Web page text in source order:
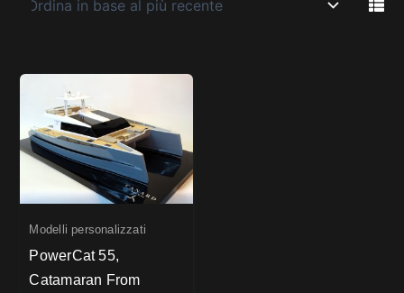
Modelli personalizzati
PowerCat 55,
Catamaran From